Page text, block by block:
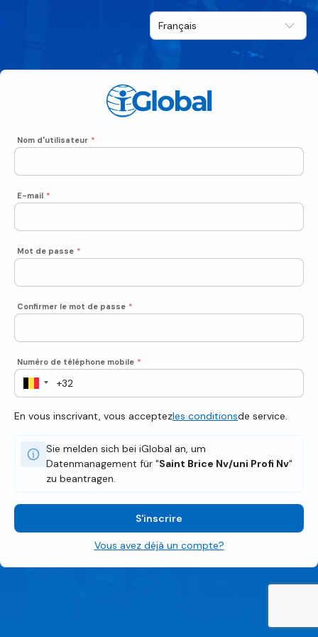
Nom d'utilisateur *
E-mail *
Mot de passe *
Confirmer le mot de passe *
Numéro de téléphone mobile *
En vous inscrivant, vous acceptezles conditionsde service.
Sie melden sich bei iGlobal an, um
Datenmanagement für "Saint Brice Nv/uni Profi Nv"
zu beantragen.
S'inscrire
Vous avez déjà un compte?